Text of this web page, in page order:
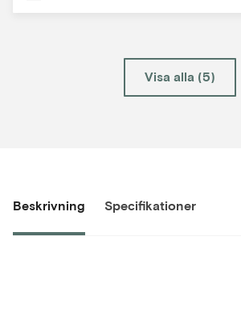
Visa alla (5)
Beskrivning Specifikationer